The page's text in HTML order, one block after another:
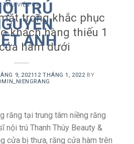
THƯ VIỆN CA
trong khắc phục
khách hàng thiếu 1
hàm dưới
9, 202112 THÁNG 1, 2022 BY
răng tại trung tâm niềng răng
nội trú Thanh Thúy Beauty &
cửa bị thưa, răng cửa hàm trên